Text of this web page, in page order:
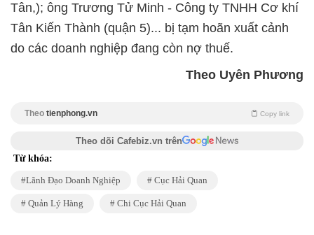
Tân,); ông Trương Tử Minh - Công ty TNHH Cơ khí
Tân Kiến Thành (quận 5)... bị tạm hoãn xuất cảnh
do các doanh nghiệp đang còn nợ thuế.
Theo Uyên Phương
Theo tienphong.vn Copy link
Theo dõi Cafebiz.vn trên
Từ khóa:
Lãnh Đạo Doanh Nghiệp Cục Hải Quan
Quản Lý Hàng Chi Cục Hải Quan